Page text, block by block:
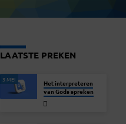
LAATSTE PREKEN
3 MEI
Het interpreteren
van Gods spreken